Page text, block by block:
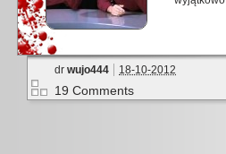
dr wujo444 18-10-2012
19 Comments